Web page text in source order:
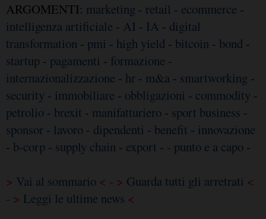
ARGOMENTI: marketing - retail - ecommerce -
intelligenza artificiale - AI - IA - digital
transformation - pmi - high yield - bitcoin - bond -
startup - pagamenti - formazione -
internazionalizzazione - hr - m&a - smartworking -
security - immobiliare - obbligazioni - commodity -
petrolio - brexit - manifatturiero - sport business -
sponsor - lavoro - dipendenti - benefit - innovazione
- b-corp - supply chain - export - - punto e a capo -
> Vai al sommario < - > Guarda tutti gli arretrati <
- > Leggi le ultime news <